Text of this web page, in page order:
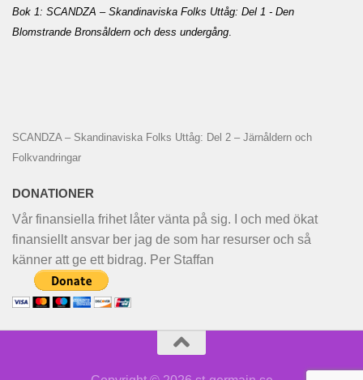
Bok 1: SCANDZA – Skandinaviska Folks Uttåg: Del 1 - Den
Blomstrande Bronsåldern och dess undergång.
SCANDZA – Skandinaviska Folks Uttåg: Del 2 – Järnåldern och
Folkvandringar
DONATIONER
Vår finansiella frihet låter vänta på sig. I och med ökat
finansiellt ansvar ber jag de som har resurser och så
känner att ge ett bidrag. Per Staffan